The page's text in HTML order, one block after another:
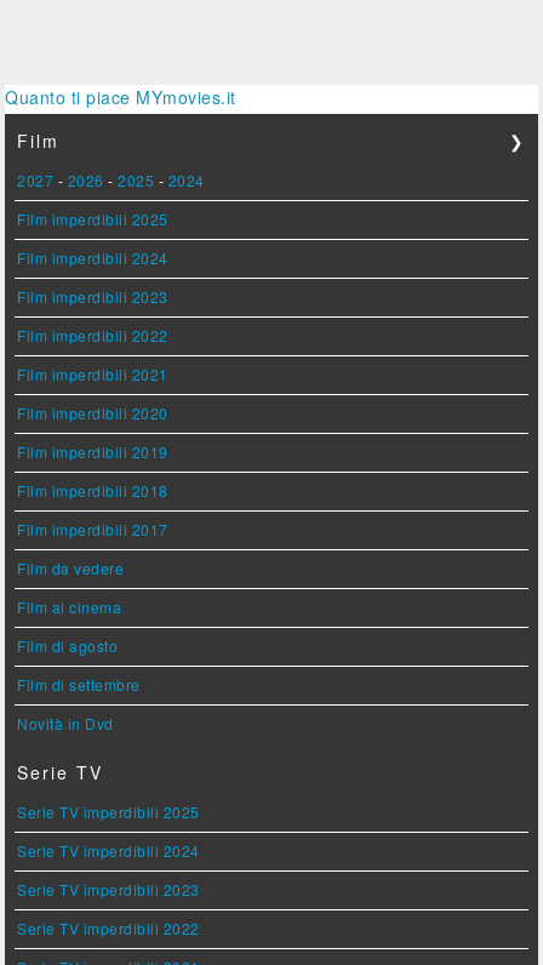
Quanto ti piace MYmovies.it
Film
❯
2027 - 2026 -2025 - 2024
Film imperdibili 2025
Film imperdibili 2024
Film imperdibili 2023
Film imperdibili 2022
Film imperdibili 2021
Film imperdibili 2020
Film imperdibili 2019
Film imperdibili 2018
Film imperdibili 2017
Film da vedere
Film al cinema
Film di agosto
Film di settembre
Novità in Dvd
Serie TV
Serie TV imperdibili 2025
Serie TV imperdibili 2024
Serie TV imperdibili 2023
Serie TV imperdibili 2022